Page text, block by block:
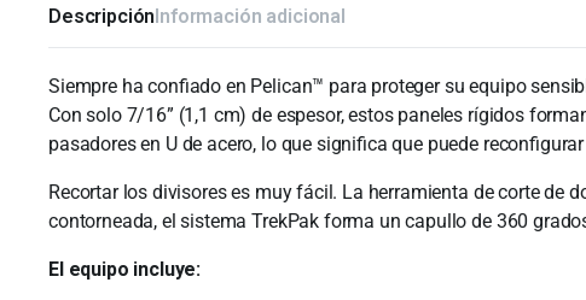
DescripciónInformación adicional
Siempre ha confiado en Pelican™ para proteger su equipo
Con solo 7/16” (1,1 cm) de espesor, estos paneles rígidos
pasadores en U de acero, lo que significa que puede
Recortar los divisores es muy fácil. La herramienta de corte de
contorneada, el sistema TrekPak forma un capullo de 360
El equipo incluye: